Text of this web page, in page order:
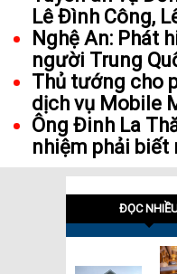
Lê Đình Công,
Nghệ An: Phát
người Trung
Thủ tướng cho
dịch vụ Mobile
Ông Đinh La
nhiệm phải biết
ĐỌC